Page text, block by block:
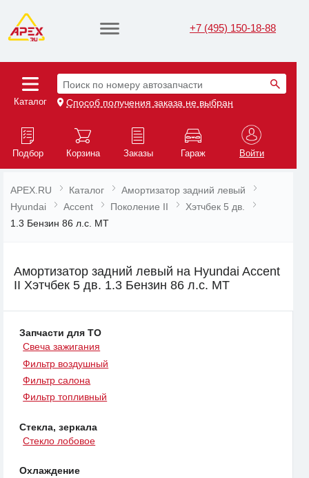
+7 (495) 150-18-88
Каталог
Поиск по номеру автозапчасти
Способ получения заказа не выбран
Подбор Корзина Заказы Гараж Войти
APEX.RU Каталог
Амортизатор задний левый
Hyundai
Accent Поколение II
Хэтчбек 5 дв.
1.3 Бензин 86 л.с. MT
Амортизатор задний левый на Hyundai Accent
II Хэтчбек 5 дв. 1.3 Бензин 86 л.с. MT
Запчасти для ТО
Свеча зажигания
Фильтр воздушный
Фильтр салона
Фильтр топливный
Стекла, зеркала
Стекло лобовое
Охлаждение